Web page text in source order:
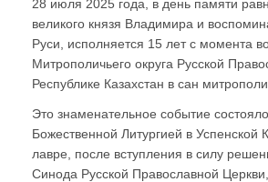
28 июля 2025 года, в день памяти
великого князя Владимира и
Руси, исполняется 15 лет с момента
Митрополичьего округа Русской
Республике Казахстан в сан
Это знаменательное событие
Божественной Литургией в Успенской
лавре, после вступления в силу
Синода Русской Православной